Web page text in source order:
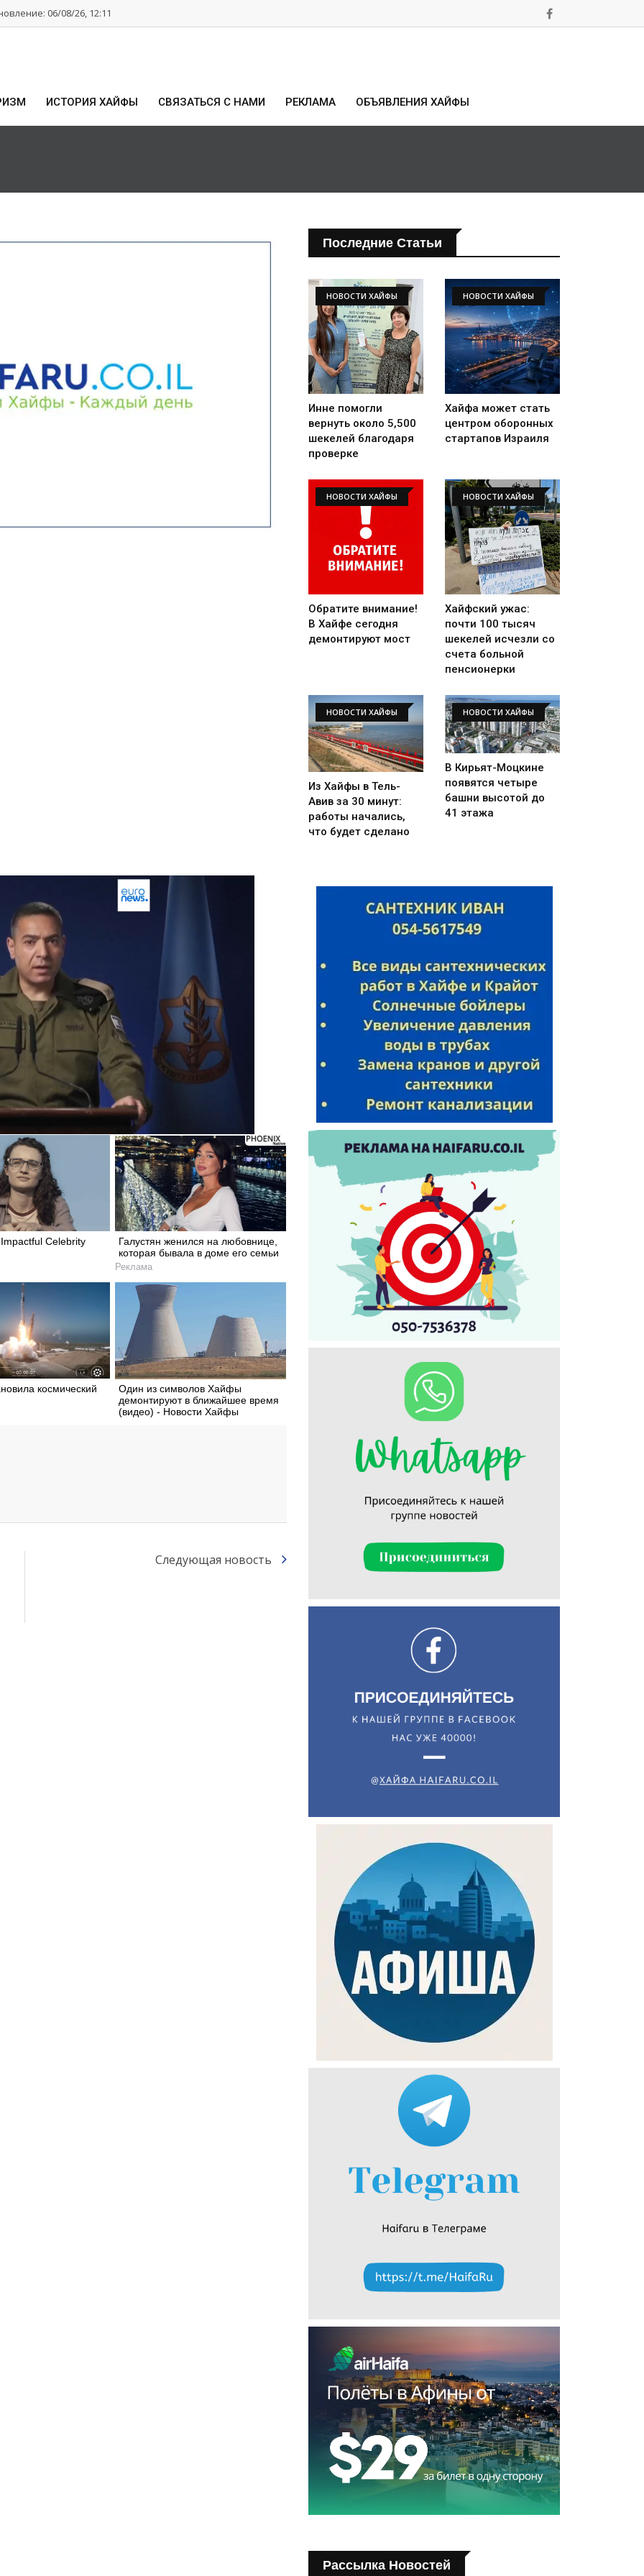
06/08/26, 12:11
ИСТОРИЯ ХАЙФЫ СВЯЗАТЬСЯ С НАМИ РЕКЛАМА ОБЪЯВЛЕНИЯ ХАЙФЫ
Celebrity
Галустян женился на любовнице,
которая бывала в доме его семьи
Реклама
космический
Один из символов Хайфы
демонтируют в ближайшее время
(видео) - Новости Хайфы
Следующая новость
Последние Статьи
НОВОСТИ ХАЙФЫ
Инне помогли
вернуть около 5,500
шекелей благодаря
проверке
НОВОСТИ ХАЙФЫ
Хайфа может стать
центром оборонных
стартапов Израиля
НОВОСТИ ХАЙФЫ
Обратите внимание!
В Хайфе сегодня
демонтируют мост
НОВОСТИ ХАЙФЫ
Хайфский ужас:
почти 100 тысяч
шекелей исчезли со
счета больной
пенсионерки
НОВОСТИ ХАЙФЫ
Из Хайфы в Тель-
Авив за 30 минут:
работы начались,
что будет сделано
НОВОСТИ ХАЙФЫ
В Кирьят-Моцкине
появятся четыре
башни высотой до
41 этажа
Рассылка Новостей